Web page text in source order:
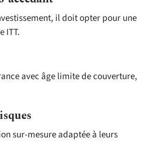
il doit opter pour une
ITT.
avec âge limite de couverture,
sur-mesure adaptée à leurs